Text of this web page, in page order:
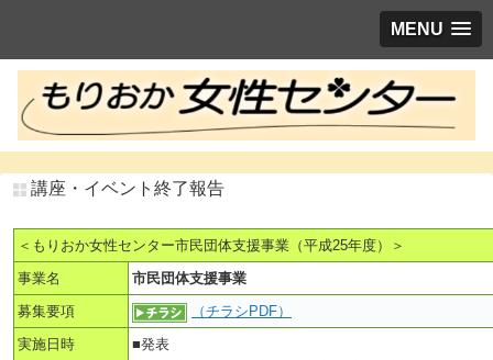
MENU
講座・イベント終了報告
＜もりおか女性センター市民団体支援事業（平成25年度）＞
事業名
市民団体支援事業
募集要項
（チラシPDF）
実施日時
■発表